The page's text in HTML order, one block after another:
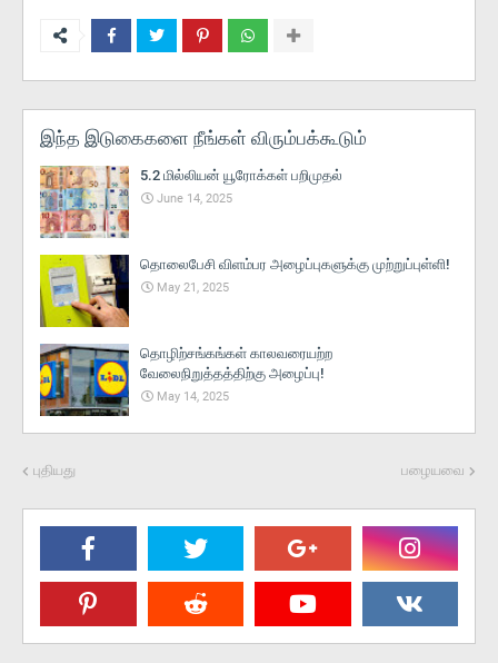
இந்த இடுகைகளை நீங்கள் விரும்பக்கூடும்
5.2 மில்லியன் யூரோக்கள் பறிமுதல்
June 14, 2025
தொலைபேசி விளம்பர அழைப்புகளுக்கு முற்றுப்புள்ளி!
May 21, 2025
தொழிற்சங்கங்கள் காலவரையற்ற
வேலைநிறுத்தத்திற்கு அழைப்பு!
May 14, 2025
புதியது பழையவை